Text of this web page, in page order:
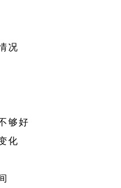
况
够好
化